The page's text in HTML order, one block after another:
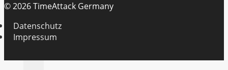
© 2026 TimeAttack Germany
Datenschutz
Impressum